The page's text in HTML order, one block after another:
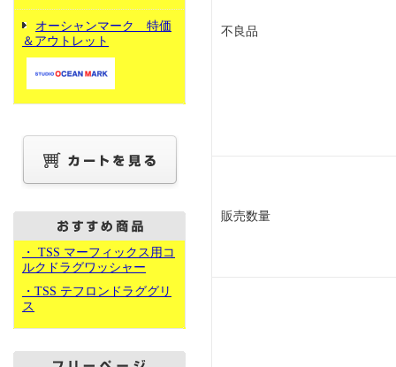
オーシャンマーク 特価
＆アウトレット
・ TSS マーフィックス用コ
ルクドラグワッシャー
・TSS テフロンドラググリ
ス
不良品
販売数量